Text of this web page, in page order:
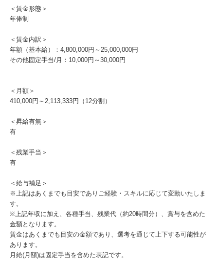
＜賃金形態＞
年俸制
＜賃金内訳＞
年額（基本給）：4,800,000円～25,000,000円
その他固定手当/月：10,000円～30,000円
＜月額＞
410,000円～2,113,333円（12分割）
＜昇給有無＞
有
＜残業手当＞
有
＜給与補足＞
※上記はあくまでも目安でありご経験・スキルに応じて変動いたしま
す。
※上記年収に加え、各種手当、残業代（約20時間分）、賞与を含めた
金額となります。
賃金はあくまでも目安の金額であり、選考を通じて上下する可能性が
あります。
月給(月額)は固定手当を含めた表記です。